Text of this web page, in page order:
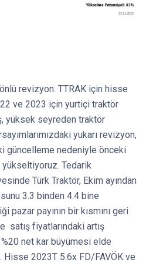
revizyon. TTRAK için hisse
ve 2023 için yurtiçi traktör
yüksek seyreden traktör
yukarı revizyon,
güncelleme nedeniyle önceki
yükseltiyoruz. Tedarik
Türk Traktör, Ekim ayından
3.3 binden 4.4 bine
pazar payının bir kısmını geri
satış fiyatlarındaki artış
net kar büyümesi elde
2023T 5.6x FD/FAVÖK ve